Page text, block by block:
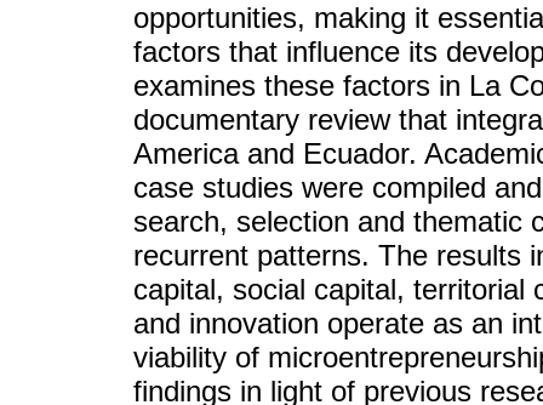
opportunities, making it
factors that influence its
examines these factors in La
documentary review that
America and Ecuador.
case studies were compiled
search, selection and thematic
recurrent patterns. The results
capital, social capital, territorial
and innovation operate as an
viability of
findings in light of previous